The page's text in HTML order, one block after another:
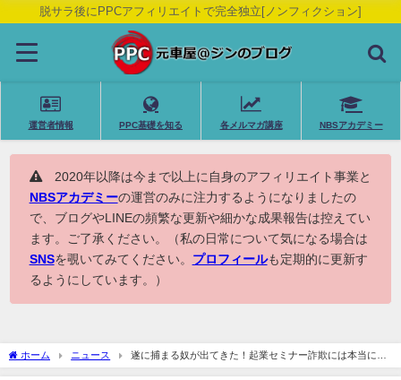
脱サラ後にPPCアフィリエイトで完全独立[ノンフィクション]
運営者情報 PPC基礎を知る 各メルマガ講座 NBSアカデミー
2020年以降は今まで以上に自身のアフィリエイト事業と
NBSアカデミーの運営のみに注力するようになりましたの
で、ブログやLINEの頻繁な更新や細かな成果報告は控えてい
ます。ご了承ください。（私の日常について気になる場合は
SNSを覗いてみてください。 プロフィールも定期的に更新す
るようにしています。）
ホーム ニュース
遂に捕まる奴が出てきた！起業セミナー詐欺には本当に気
を付けてください！！